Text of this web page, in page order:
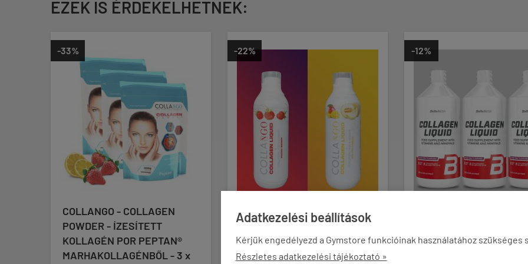
Adatkezelési beállítások
Kérjük engedélyezd a Gymstore funkcióinak használatához szükséges
Részletes adatkezelési tájékoztató »
EZEK IS ÉRDEKELHETNEK:
COLLANGO - COLLAGEN
POWDER - ÍZESÍTETT
KOLLAGÉN POR PEPTAN®
MARHAKOLLAGÉNBŐL - 3 x
COLLANGO - COLLAGEN
LIQUID 10.000 MG -
NAGYDÓZISÚ FOLYÉKONY
KOLLAGÉN FORMULA
-12%
BIOTECH USA - COLLAGEN
LIQUID - WITH VITAMINS AND
MINERALS - 3 x 1000 ML
